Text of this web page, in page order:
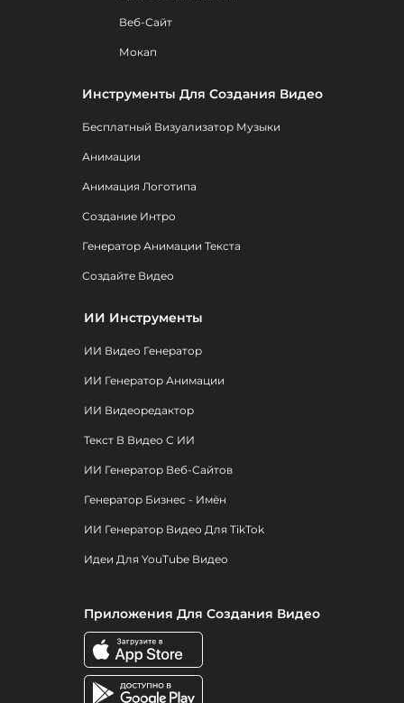
Веб-Сайт
Мокап
Инструменты Для Создания Видео
Бесплатный Визуализатор Музыки
Анимации
Анимация Логотипа
Создание Интро
Генератор Анимации Текста
Создайте Видео
ИИ Инструменты
ИИ Видео Генератор
ИИ Генератор Анимации
ИИ Видеоредактор
Текст В Видео С ИИ
ИИ Генератор Веб-Сайтов
Генератор Бизнес - Имён
ИИ Генератор Видео Для TikTok
Идеи Для YouTube Видео
Приложения Для Создания Видео